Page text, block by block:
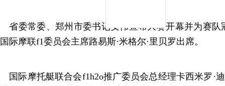
省委常委、郑州市委书记安伟宣布大赛开幕并为赛队
国际摩联f1委员会主席路易斯·米格尔·里贝罗出席。
国际摩托艇联合会f1h2o推广委员会总经理卡西米罗·